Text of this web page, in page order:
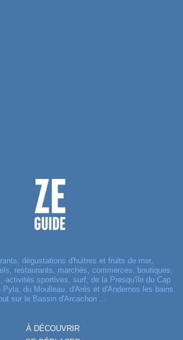
dégustations d'huitres et fruits de mer,
restaurants, marchés, commerces, boutiques,
activités sportives, surf, de la Presqu'île du Cap
Pyla, du Moulleau, d'Arès et d'Andernos les bains.
sur le Bassin d'Arcachon ...
À DÉCOUVRIR